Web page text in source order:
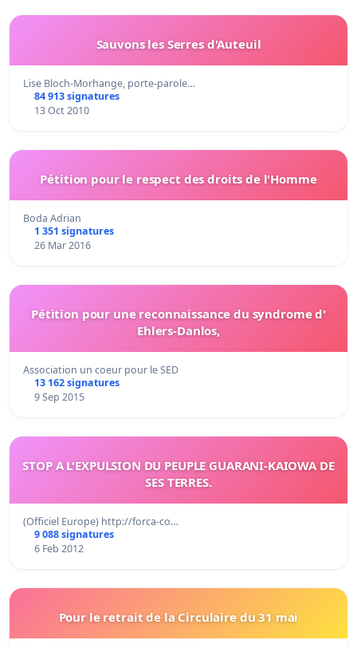
Sauvons les Serres d'Auteuil
Lise Bloch-Morhange, porte-parole…
84 913 signatures
13 Oct 2010
Pétition pour le respect des droits de l'Homme
Boda Adrian
1 351 signatures
26 Mar 2016
Pétition pour une reconnaissance du syndrome d'
Ehlers-Danlos,
Association un coeur pour le SED
13 162 signatures
9 Sep 2015
STOP A L'EXPULSION DU PEUPLE GUARANI-KAIOWA DE
SES TERRES.
(Officiel Europe) http://forca-co…
9 088 signatures
6 Feb 2012
Pour le retrait de la Circulaire du 31 mai